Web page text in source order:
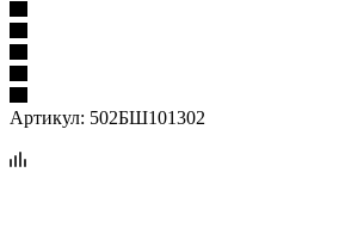
Артикул: 502БШ101302